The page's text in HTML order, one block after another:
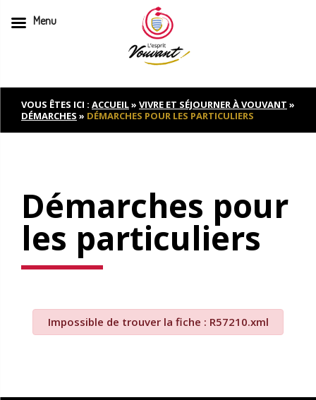
to
contentVOUS ÊTES ICI : ACCUEIL» VIVRE ET SÉJOURNER À VOUVANT »
DÉMARCHES » DÉMARCHES POUR LES PARTICULIERS
Démarches pour
les particuliers
Impossible de trouver la fiche : R57210.xml
Menu